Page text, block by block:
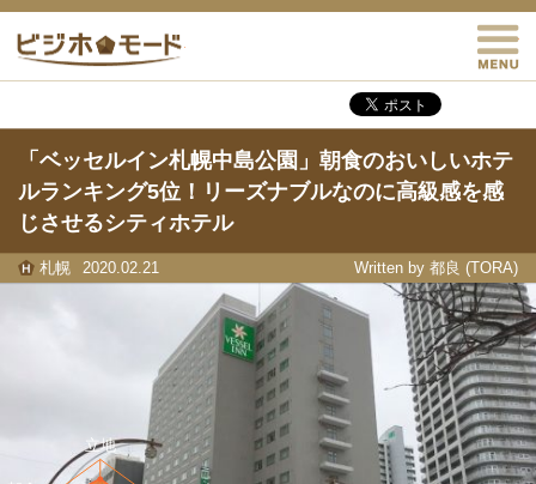
「ベッセルイン札幌中島公園」朝食のおいしいホテ
ルランキング5位！リーズナブルなのに高級感を感
じさせるシティホテル
札幌 2020.02.21 Written by 都良 (TORA)